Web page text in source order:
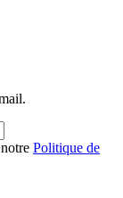
Politique de